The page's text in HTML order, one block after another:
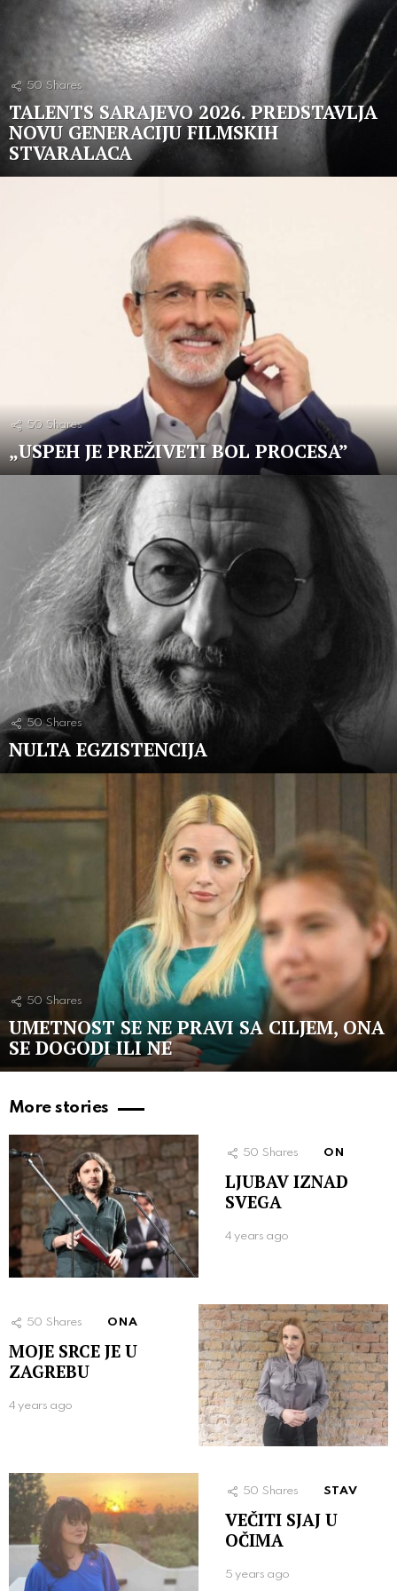
50 Shares
TALENTS SARAJEVO 2026. PREDSTAVLJA
NOVU GENERACIJU FILMSKIH
STVARALACA
50 Shares
„USPEH JE PREŽIVETI BOL PROCESA”
50 Shares
NULTA EGZISTENCIJA
50 Shares
UMETNOST SE NE PRAVI SA CILJEM, ONA
SE DOGODI ILI NE
More stories
50 Shares ON
LJUBAV IZNAD
SVEGA
4 years ago
50 Shares ONA
MOJE SRCE JE U
ZAGREBU
4 years ago
50 Shares STAV
VEČITI SJAJ U
OČIMA
5 years ago